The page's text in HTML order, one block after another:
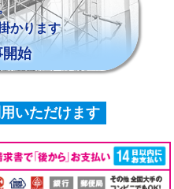
かります
開始
いただけます